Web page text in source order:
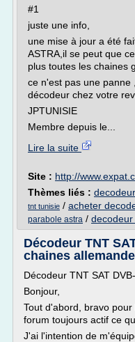
#1
juste une info,
une mise à jour a été
ASTRA,il se peut que
plus toutes les chaines
ce n'est pas une panne
décodeur chez votre
JPTUNISIE
Membre depuis le...
Lire la suite
Site : http://
Thèmes liés :
tnt tunisie / acheter
parabole astra /
Décodeur TNT
chaines
Décodeur TNT SAT
Bonjour,
Tout d'abord, bravo
forum toujours actif ce
J'ai l'intention de